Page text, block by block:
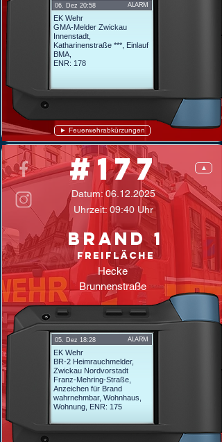
ALARM
EK Wehr
GMA-Melder Zwickau
Innenstadt,
Katharinenstraße ***, Einlauf
BMA,
ENR: 178
06. Dez 20:58
► Feuerwehrabkürzungen
#177
Datum:06.12.2025
Uhrzeit: 09:40 Uhr
▲
Brand 1
Freifläche
Hecke
Brunnenstraße
ALARM
EK Wehr
BR-2 Heimrauchmelder,
Zwickau Nordvorstadt
Franz-Mehring-Straße,
Anzeichen für Brand
wahrnehmbar, Wohnhaus,
Wohnung, ENR: 175
05. Dez 18:28